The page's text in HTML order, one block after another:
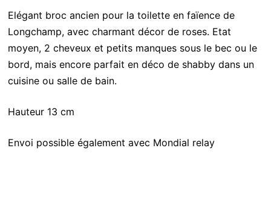
Elégant broc ancien pour la toilette en faïence de
Longchamp, avec charmant décor de roses. Etat
moyen, 2 cheveux et petits manques sous le bec ou le
bord, mais encore parfait en déco de shabby dans un
cuisine ou salle de bain.
Hauteur 13 cm
Envoi possible également avec Mondial relay